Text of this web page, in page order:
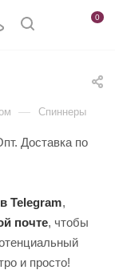
0
— Спиннеры
Доставка по
в Telegram,
почте, чтобы
и просто!